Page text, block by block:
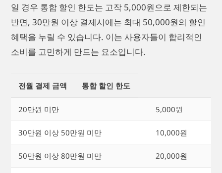
일 경우 통합 할인 한도는 고작 5,000원으로 제한되는
반면, 30만원 이상 결제시에는 최대 50,000원의 할인
혜택을 누릴 수 있습니다. 이는 사용자들이 합리적인
소비를 고민하게 만드는 요소입니다.
전월 결제 금액 통합 할인 한도
20만원 미만 5,000원
30만원 이상 50만원 미만 10,000원
50만원 이상 80만원 미만 20,000원